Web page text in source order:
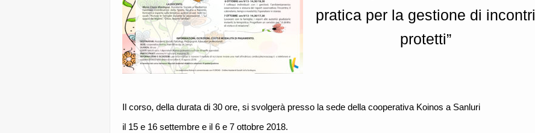
pratica per la gestione di incontri
protetti”
Il corso, della durata di 30 ore, si svolgerà presso la sede della cooperativa Koinos a Sanluri
il 15 e 16 settembre e il 6 e 7 ottobre 2018.